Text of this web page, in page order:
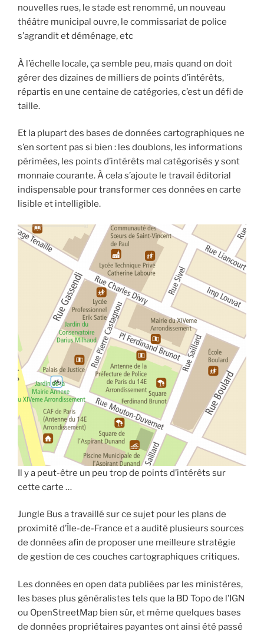
nouvelles rues, le stade est renommé, un nouveau
théâtre municipal ouvre, le commissariat de police
s’agrandit et déménage, etc
À l’échelle locale, ça semble peu, mais quand on doit
gérer des dizaines de milliers de points d’intérêts,
répartis en une centaine de catégories, c’est un défi de
taille.
Et la plupart des bases de données cartographiques ne
s’en sortent pas si bien : les doublons, les informations
périmées, les points d’intérêts mal catégorisés y sont
monnaie courante. À cela s’ajoute le travail éditorial
indispensable pour transformer ces données en carte
lisible et intelligible.
Il y a peut-être un peu trop de points d’intérêts sur
cette carte …
Jungle Bus a travaillé sur ce sujet pour les plans de
proximité d’Île-de-France et a audité plusieurs sources
de données afin de proposer une meilleure stratégie
de gestion de ces couches cartographiques critiques.
Les données en open data publiées par les ministères,
les bases plus généralistes tels que la BD Topo de l’IGN
ou OpenStreetMap bien sûr, et même quelques bases
de données propriétaires payantes ont ainsi été passé